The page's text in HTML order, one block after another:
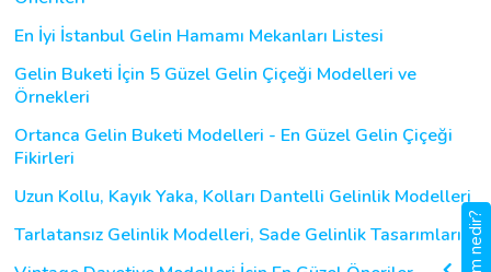
En İyi İstanbul Gelin Hamamı Mekanları Listesi
Gelin Buketi İçin 5 Güzel Gelin Çiçeği Modelleri ve
Örnekleri
Ortanca Gelin Buketi Modelleri - En Güzel Gelin Çiçeği
Fikirleri
Uzun Kollu, Kayık Yaka, Kolları Dantelli Gelinlik Modelleri
Tarlatansız Gelinlik Modelleri, Sade Gelinlik Tasarımları